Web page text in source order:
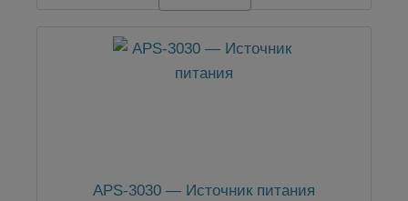
APS-3030 — Источник питания